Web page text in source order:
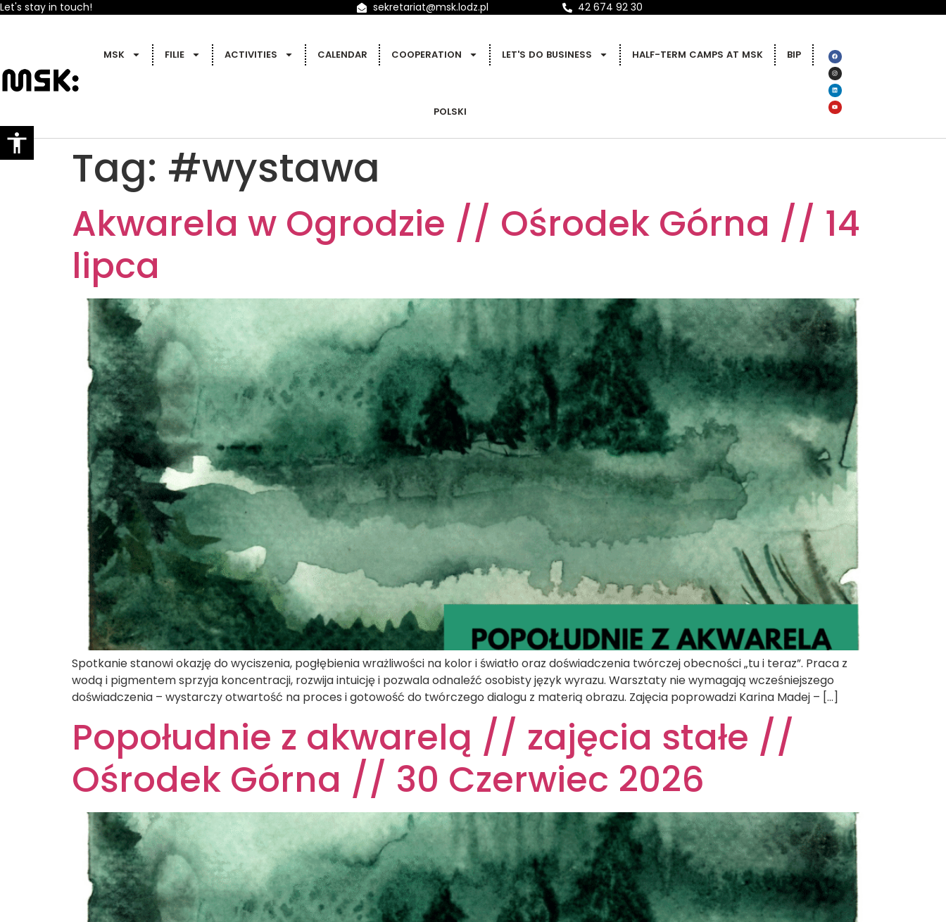
Let's stay in touch! sekretariat@msk.lodz.pl 42 674 92 30
MSK FILIE ACTIVITIES CALENDAR COOPERATION LET'S DO BUSINESS HALF-TERM CAMPS AT MSK BIP
POLSKI
Tag: #wystawa
Akwarela w Ogrodzie // Ośrodek Górna // 14
lipca
Spotkanie stanowi okazję do wyciszenia, pogłębienia wrażliwości na kolor i światło oraz doświadczenia twórczej obecności „tu i teraz”. Praca z
wodą i pigmentem sprzyja koncentracji, rozwija intuicję i pozwala odnaleźć osobisty język wyrazu. Warsztaty nie wymagają wcześniejszego
doświadczenia – wystarczy otwartość na proces i gotowość do twórczego dialogu z materią obrazu. Zajęcia poprowadzi Karina Madej – […]
Popołudnie z akwarelą // zajęcia stałe //
Ośrodek Górna // 30 Czerwiec 2026